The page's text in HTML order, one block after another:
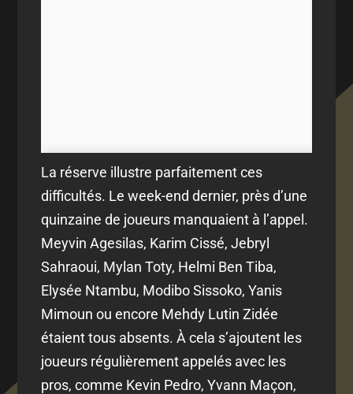
La réserve illustre parfaitement ces
difficultés. Le week-end dernier, près d’une
quinzaine de joueurs manquaient à l’appel.
Meyvin Agesilas, Karim Cissé, Jebryl
Sahraoui, Mylan Toty, Helmi Ben Tiba,
Elysée Ntambu, Modibo Sissoko, Yanis
Mimoun ou encore Mehdy Lutin Zidée
étaient tous absents. À cela s’ajoutent les
joueurs régulièrement appelés avec les
pros, comme Kevin Pedro, Yvann Maçon,